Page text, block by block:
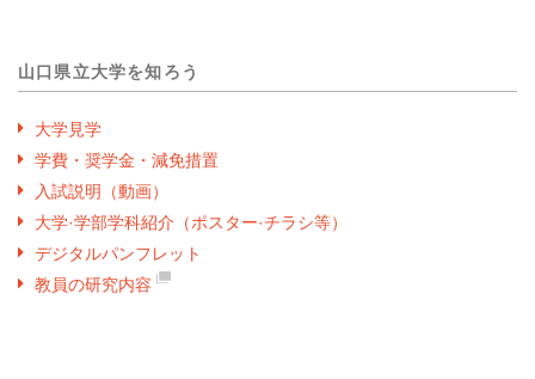
山口県立大学を知ろう
大学見学
学費・奨学金・減免措置
入試説明（動画）
大学·学部学科紹介（ポスター·チラシ等）
デジタルパンフレット
教員の研究内容